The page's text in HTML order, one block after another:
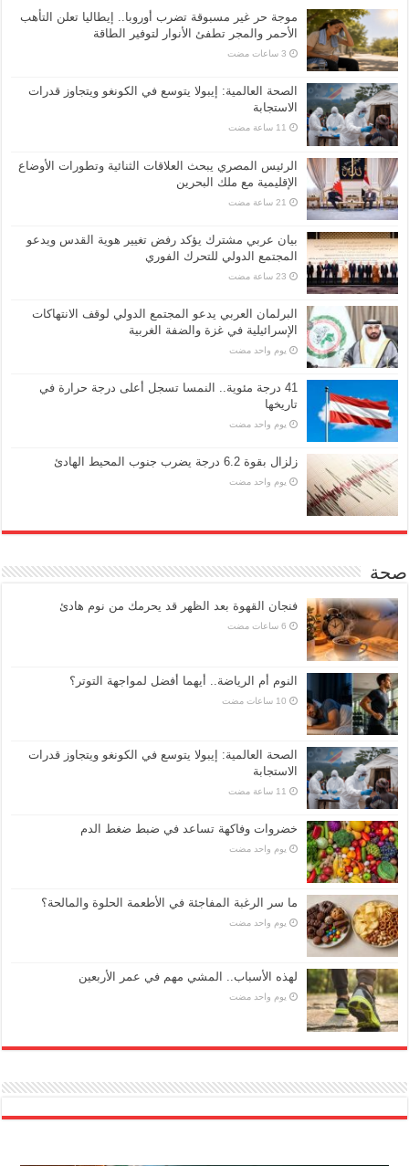
موجة حر غير مسبوقة تضرب أوروبا.. إيطاليا تعلن التأهب
الأحمر والمجر تطفئ الأنوار لتوفير الطاقة
الصحة العالمية: إيبولا يتوسع في الكونغو ويتجاوز قدرات
الاستجابة
الرئيس المصري يبحث العلاقات الثنائية وتطورات الأوضاع
الإقليمية مع ملك البحرين
بيان عربي مشترك يؤكد رفض تغيير هوية القدس ويدعو
المجتمع الدولي للتحرك الفوري
البرلمان العربي يدعو المجتمع الدولي لوقف الانتهاكات
الإسرائيلية في غزة والضفة الغربية
‏يوم واحد مضت
41 درجة مئوية.. النمسا تسجل أعلى درجة حرارة في
تاريخها
‏يوم واحد مضت
زلزال بقوة 6.2 درجة يضرب جنوب المحيط الهادئ
‏يوم واحد مضت
صحة
فنجان القهوة بعد الظهر قد يحرمك من نوم هادئ
النوم أم الرياضة.. أيهما أفضل لمواجهة التوتر؟
الصحة العالمية: إيبولا يتوسع في الكونغو ويتجاوز قدرات
الاستجابة
خضروات وفاكهة تساعد في ضبط ضغط الدم
‏يوم واحد مضت
ما سر الرغبة المفاجئة في الأطعمة الحلوة والمالحة؟
‏يوم واحد مضت
لهذه الأسباب.. المشي مهم في عمر الأربعين
‏يوم واحد مضت